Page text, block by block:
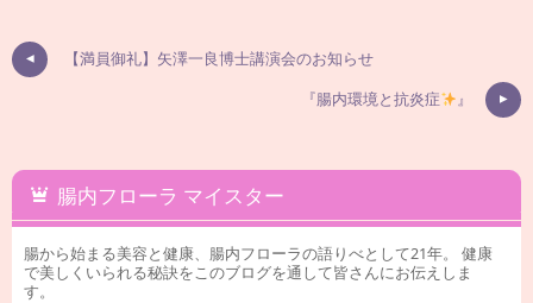
【満員御礼】矢澤一良博士講演会のお知らせ
『腸内環境と抗炎症
』
腸内フローラ マイスター
腸から始まる美容と健康、腸内フローラの語りべとして21年。 健康
で美しくいられる秘訣をこのブログを通して皆さんにお伝えしま
す。